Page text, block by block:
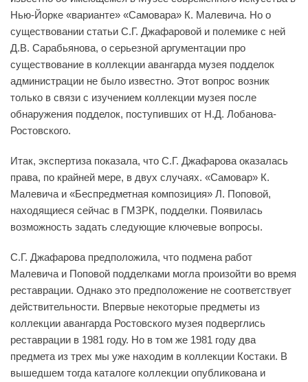
Нью-Йорке «варианте» «Самовара» К. Малевича. Но о
существовании статьи С.Г. Джафаровой и полемике с ней
Д.В. Сарабьянова, о серьезной аргументации про
существование в коллекции авангарда музея подделок
администрации не было известно. Этот вопрос возник
только в связи с изучением коллекции музея после
обнаружения подделок, поступивших от Н.Д. Лобанова-
Ростовского.
Итак, экспертиза показала, что С.Г. Джафарова оказалась
права, по крайней мере, в двух случаях. «Самовар» К.
Малевича и «Беспредметная композиция» Л. Поповой,
находящиеся сейчас в ГМЗРК, подделки. Появилась
возможность задать следующие ключевые вопросы.
С.Г. Джафарова предположила, что подмена работ
Малевича и Поповой подделками могла произойти во время
реставрации. Однако это предположение не соответствует
действительности. Впервые некоторые предметы из
коллекции авангарда Ростовского музея подверглись
реставрации в 1981 году. Но в том же 1981 году два
предмета из трех мы уже находим в коллекции Костаки. В
вышедшем тогда каталоге коллекции опубликована и